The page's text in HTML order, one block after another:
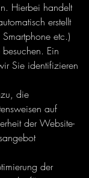
Hierbei handelt
erstellt
etc.)
Ein
Sie identifizieren
die
auf
der Website-
der